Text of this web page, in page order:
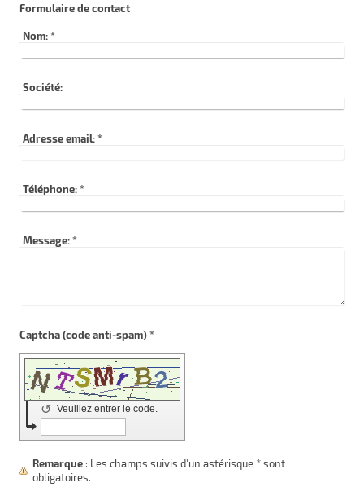
Formulaire de contact
Nom: *
Société:
Adresse email: *
Téléphone: *
Message: *
Captcha (code anti-spam) *
Veuillez entrer le code.
↺
Remarque : Les champs suivis d'un astérisque *sont
obligatoires.